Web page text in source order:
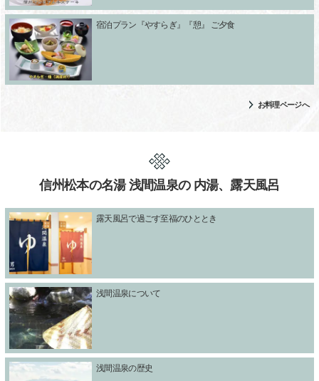
宿泊プラン『やすらぎ』『憩』 ご夕食
お料理ページへ
信州松本の名湯 浅間温泉の 内湯、露天風呂
露天風呂で過ごす至福のひととき
浅間温泉について
浅間温泉の歴史